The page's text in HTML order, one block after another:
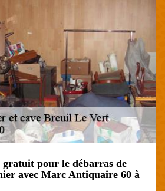
gratuit pour le débarras de
avec Marc Antiquaire 60 à